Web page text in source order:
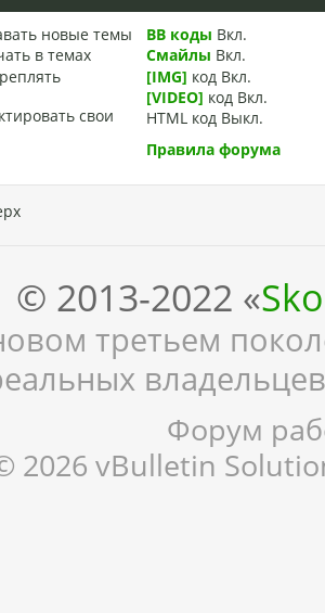
новые темы
в темах
свои
BB коды Вкл.
Смайлы Вкл.
[IMG] код Вкл.
[VIDEO] код Вкл.
HTML код Выкл.
Правила форума
© 2013-2022 «
третьем
Форум
2026 vBulletin